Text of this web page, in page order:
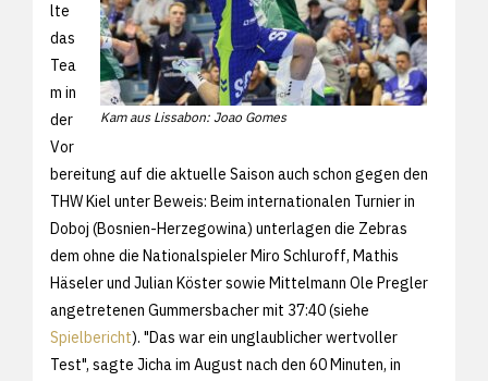
Kam aus Lissabon: Joao Gomes
lte
das
Tea
m in
der
Vor
bereitung auf die aktuelle Saison auch schon gegen den
THW Kiel unter Beweis: Beim internationalen Turnier in
Doboj (Bosnien-Herzegowina) unterlagen die Zebras
dem ohne die Nationalspieler Miro Schluroff, Mathis
Häseler und Julian Köster sowie Mittelmann Ole Pregler
angetretenen Gummersbacher mit 37:40 (siehe
Spielbericht). "Das war ein unglaublicher wertvoller
Test", sagte Jicha im August nach den 60 Minuten, in